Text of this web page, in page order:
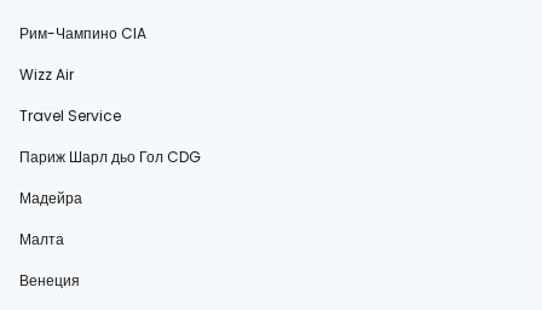
Рим-Чампино CIA
Wizz Air
Travel Service
Париж Шарл дьо Гол CDG
Мадейра
Малта
Венеция